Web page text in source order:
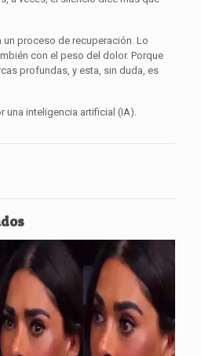
un proceso de recuperación. Lo
con el peso del dolor. Porque
profundas, y esta, sin duda, es
una inteligencia artificial (IA).